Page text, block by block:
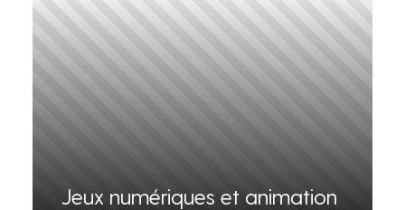
Jeux numériques et animation